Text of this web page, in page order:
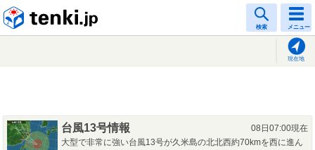
検索 メニュー
現在地
台風13号情報
08日07:00現在
大型で非常に強い台風13号が久米島の北北西約70kmを西に進ん